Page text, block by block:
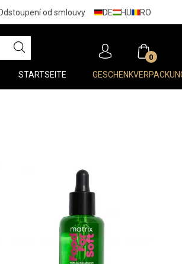
od smlouvy DE HU RO
0
STARTSEITE